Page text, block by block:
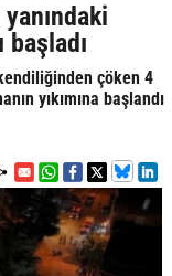
başladı
çöken 4
yıkımına başlandı